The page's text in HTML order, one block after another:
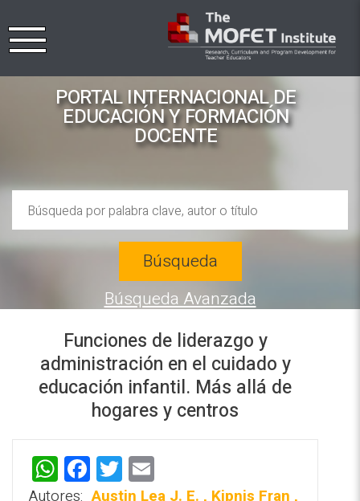
PORTAL INTERNACIONAL DE
EDUCACIÓN Y FORMACIÓN
DOCENTE
REPOSITORIO EN LÍNEA DE
Búsqueda
Búsqueda Avanzada
Funciones de liderazgo y
administración en el cuidado y
educación infantil. Más allá de
hogares y centros
W F T
Autores: Austin Lea J. E.,Kipnis Fran,